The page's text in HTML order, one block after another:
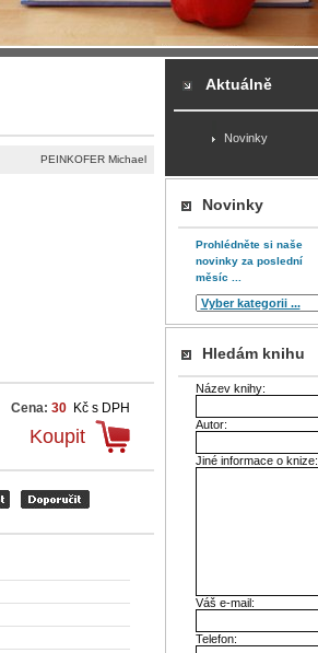
PEINKOFER Michael
Cena: 30 Kč s DPH
Koupit
Aktuálně
Novinky
Novinky
Prohlédněte si naše
novinky za poslední
měsíc ...
Hledám knihu
Název knihy:
Autor:
Jiné informace o knize:
Váš e-mail:
Telefon: